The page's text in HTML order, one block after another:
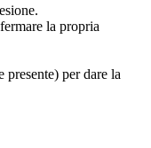
la propria
presente) per dare la